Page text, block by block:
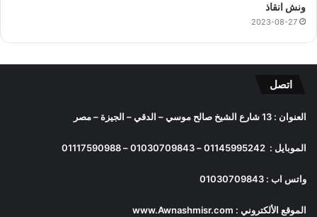
ونش انقاذ
2023-08-27
اتصل
العنوان : 13 شارع الشيخ صالح موسي – الدقي – الجيزة – مصر
الموبايل : 01145995242
–
01030709843
–
01117590988
واتس اب : 01030709843
الموقع الألكتروني : www.Awnashmisr.com